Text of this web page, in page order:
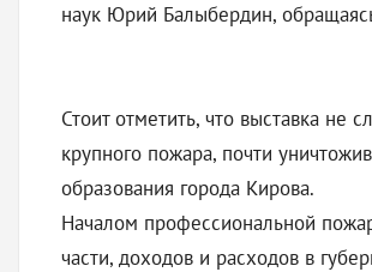
наук Юрий Балыбердин,
Стоит отметить, что выставка
крупного пожара, почти
образования города Кирова.
Началом профессиональной
части, доходов и расходов в